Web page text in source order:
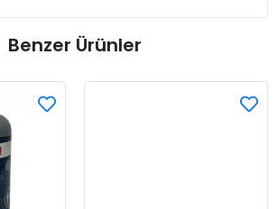
Benzer Ürünler